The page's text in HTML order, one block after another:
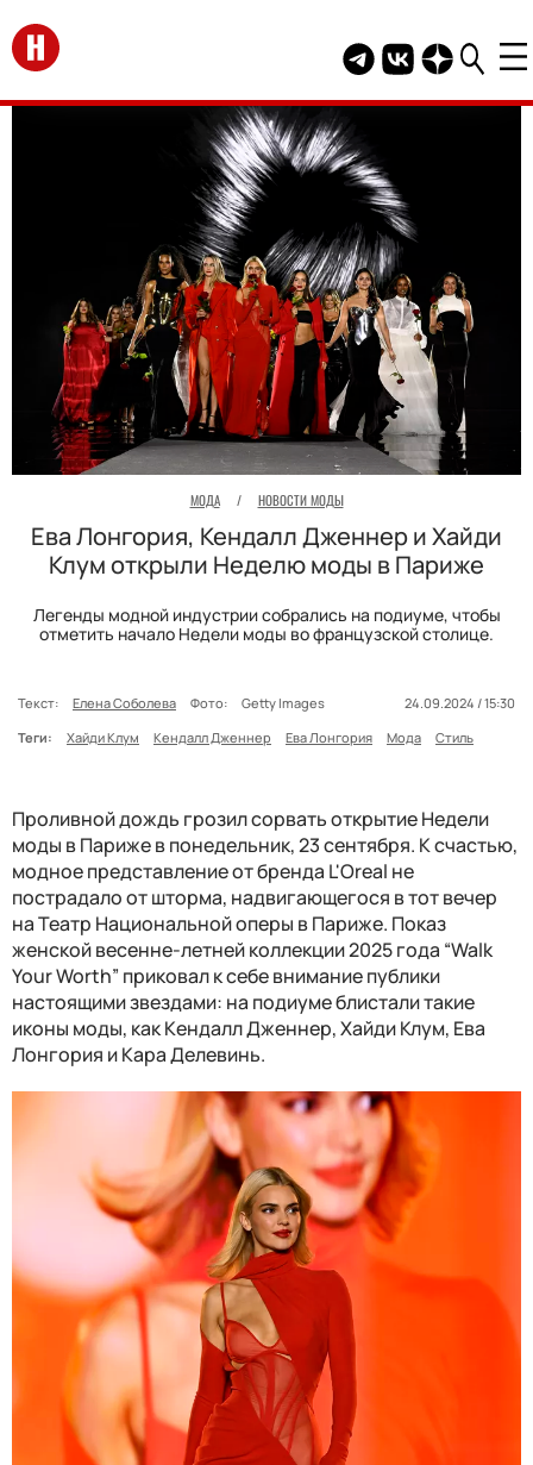
Перейти на главную
Telegram канал
Группа HELLO
Канал
МОДА / НОВОСТИ МОДЫ
Ева Лонгория, Кендалл Дженнер и Хайди
Клум открыли Неделю моды в Париже
Легенды модной индустрии собрались на подиуме, чтобы
отметить начало Недели моды во французской столице.
Текст: Елена Соболева Фото: Getty Images
24.09.2024 / 15:30
Теги:
Хайди Клум Кендалл Дженнер Ева Лонгория Мода Стиль
Проливной дождь грозил сорвать открытие Недели
моды в Париже в понедельник, 23 сентября. К счастью,
модное представление от бренда L'Oreal не
пострадало от шторма, надвигающегося в тот вечер
на Театр Национальной оперы в Париже. Показ
женской весенне-летней коллекции 2025 года “Walk
Your Worth” приковал к себе внимание публики
настоящими звездами: на подиуме блистали такие
иконы моды, как Кендалл Дженнер, Хайди Клум, Ева
Лонгория и Кара Делевинь.